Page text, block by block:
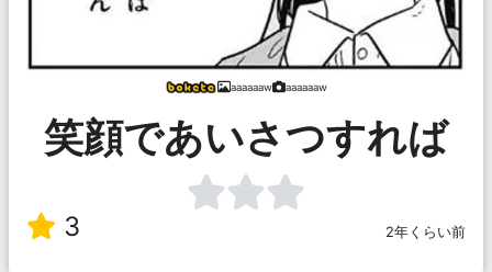
aaaaaaw aaaaaaw
笑顔であいさつすれば
3 2年くらい前